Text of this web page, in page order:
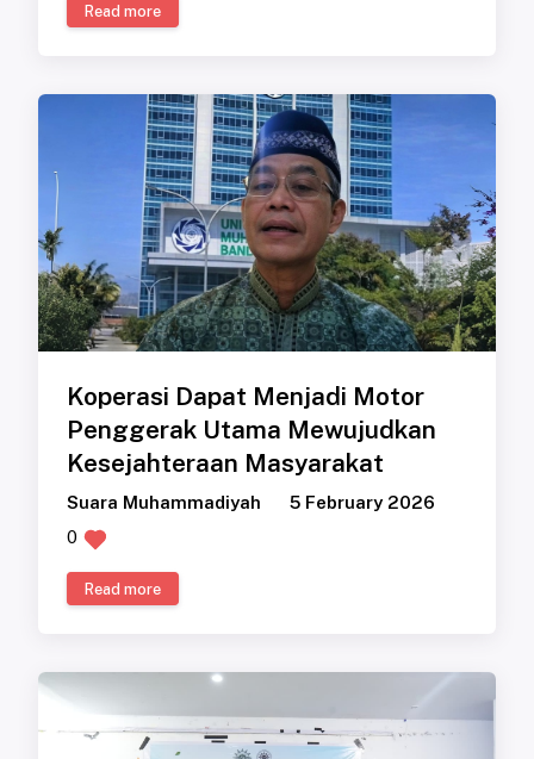
Read more
Koperasi Dapat Menjadi Motor
Penggerak Utama Mewujudkan
Kesejahteraan Masyarakat
Suara Muhammadiyah
5 February 2026
0
Read more